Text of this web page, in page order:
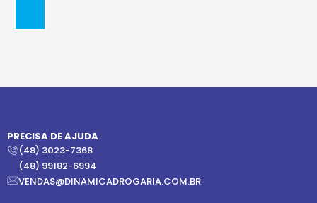
PRECISA DE AJUDA
(48) 3023-7368
(48) 99182-6994
VENDAS@DINAMICADROGARIA.COM.BR